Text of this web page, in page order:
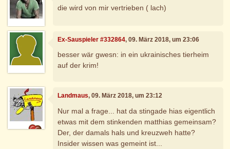
die wird von mir vertrieben ( lach)
Ex-Sauspieler #332864, 09. März 2018, um 23:06
besser wär gwesn: in ein ukrainisches tierheim
auf der krim!
Landmaus, 09. März 2018, um 23:12
Nur mal a frage... hat da stingade hias eigentlich
etwas mit dem stinkenden matthias gemeinsam?
Der, der damals hals und kreuzweh hatte?
Insider wissen was gemeint ist...